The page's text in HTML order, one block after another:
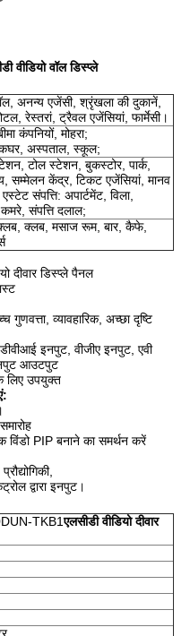
वीडियो वॉल डिस्प्ले
अनन्य एजेंसी, श्रृंखला की दुकानें,
रेस्तरां, ट्रैवल एजेंसियां, फार्मेसी।
कंपनियों, मोहरा;
अस्पताल, स्कूल;
टोल स्टेशन, बुकस्टोर, पार्क,
सम्मेलन केंद्र, टिकट एजेंसियां, मानव
संपत्ति: अपार्टमेंट, विला,
संपत्ति दलाल;
क्लब, मसाज रूम, बार, कैफे,
दीवार डिस्प्ले पैनल
व्यावहारिक, अच्छा दृष्टि
इनपुट, वीजीए इनपुट, एवी
आउटपुट
लिए उपयुक्त
विंडो PIP बनाने का समर्थन करें
द्वारा इनपुट।
TKB1एलसीडी वीडियो दीवार